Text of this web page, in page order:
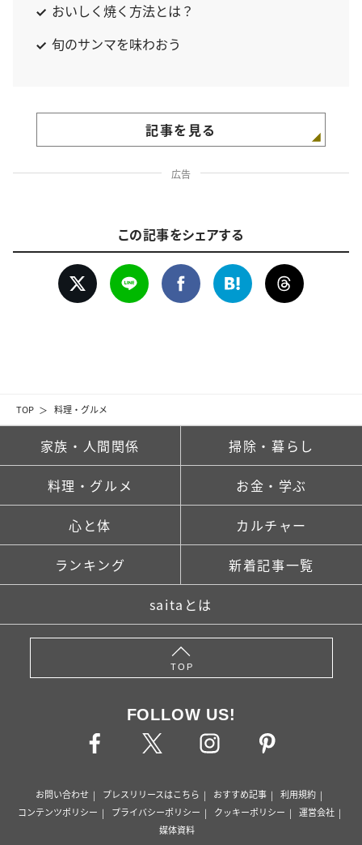
TOP 料理・グルメ
おいしく焼く方法とは？
旬のサンマを味わおう
記事を見る
広告
この記事をシェアする
家族・人間関係 掃除・暮らし
料理・グルメ お金・学ぶ
心と体 カルチャー
ランキング 新着記事一覧
saitaとは
TOP
FOLLOW US!
お問い合わせ プレスリリースはこちら おすすめ記事
利用規約
コンテンツポリシー
プライバシーポリシー クッキーポリシー
運営会社
媒体資料